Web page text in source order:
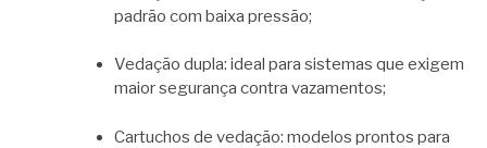
padrão com baixa pressão;
Vedação dupla: ideal para sistemas que exigem
maior segurança contra vazamentos;
Cartuchos de vedação: modelos prontos para